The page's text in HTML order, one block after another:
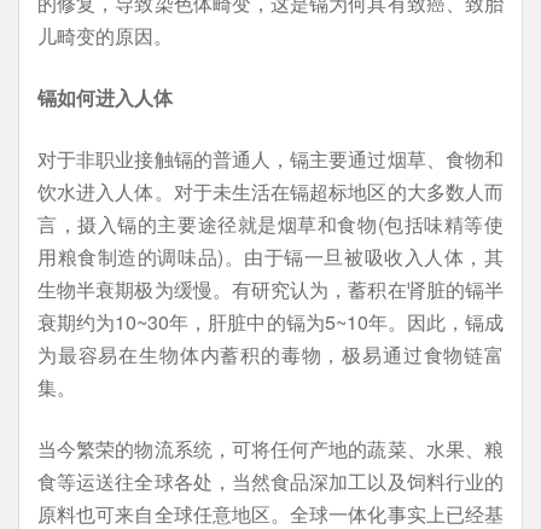
儿畸变的原因。
镉如何进入人体
对于非职业接触镉的普通人，镉主要通过烟草、食物和
饮水进入人体。对于未生活在镉超标地区的大多数人而
言，摄入镉的主要途径就是烟草和食物(包括味精等使
用粮食制造的调味品)。由于镉一旦被吸收入人体，其
生物半衰期极为缓慢。有研究认为，蓄积在肾脏的镉半
衰期约为10~30年，肝脏中的镉为5~10年。因此，镉成
为最容易在生物体内蓄积的毒物，极易通过食物链富
集。
当今繁荣的物流系统，可将任何产地的蔬菜、水果、粮
食等运送往全球各处，当然食品深加工以及饲料行业的
原料也可来自全球任意地区。全球一体化事实上已经基